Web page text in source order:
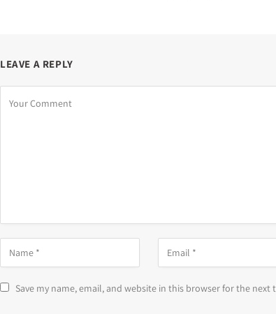
LEAVE A REPLY
Save my name, email, and website in this browser for the next